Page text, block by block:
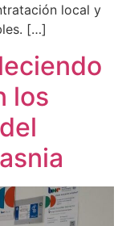
local y
[…]
los